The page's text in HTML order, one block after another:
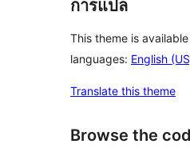
การแปล
This theme is
languages: English
Translate this theme
Browse the